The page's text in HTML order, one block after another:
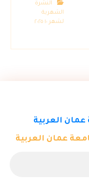
عمان العربية
عمان العربية
النشرة
الشهرية
لشهر ١٠ ٢٠٢٥